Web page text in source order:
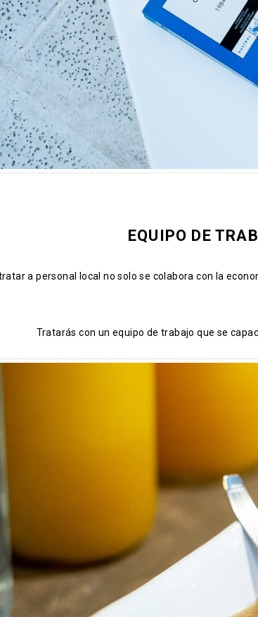
EQUIPO DE
a personal local no solo se colabora con la
Tratarás con un equipo de trabajo que se